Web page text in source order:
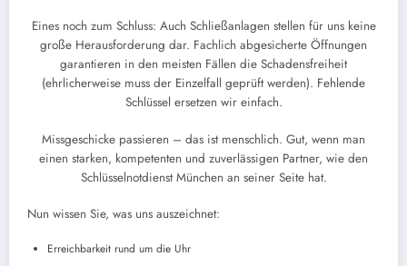
Eines noch zum Schluss: Auch Schließanlagen stellen für uns keine
große Herausforderung dar. Fachlich abgesicherte Öffnungen
garantieren in den meisten Fällen die Schadensfreiheit
(ehrlicherweise muss der Einzelfall geprüft werden). Fehlende
Schlüssel ersetzen wir einfach.
Missgeschicke passieren – das ist menschlich. Gut, wenn man
einen starken, kompetenten und zuverlässigen Partner, wie den
Schlüsselnotdienst München an seiner Seite hat.
Nun wissen Sie, was uns auszeichnet:
Erreichbarkeit rund um die Uhr